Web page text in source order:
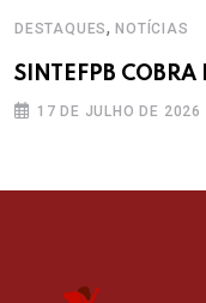
DESTAQUES,NOTÍCIAS
SINTEFPB COBRA
17 DE JULHO DE 2026